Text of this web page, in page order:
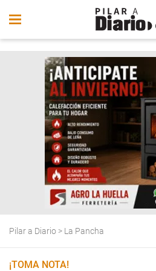
Pilar a Diario > La Pancha
¡TOMA NOTA!